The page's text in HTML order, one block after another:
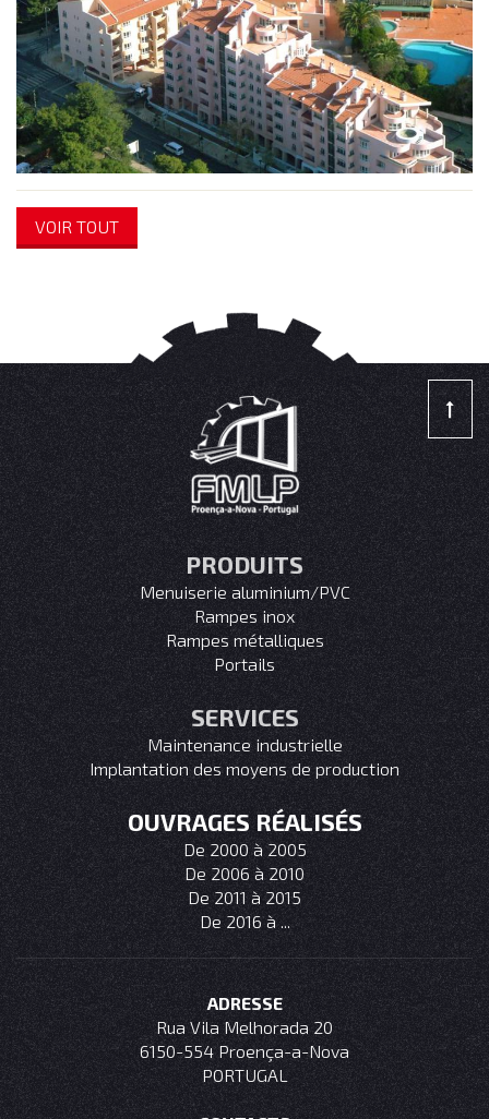
VOIR TOUT
PRODUITS
Menuiserie aluminium/PVC
Rampes inox
Rampes métalliques
Portails
SERVICES
Maintenance industrielle
Implantation des moyens de production
OUVRAGES RÉALISÉS
De 2000 à 2005
De 2006 à 2010
De 2011 à 2015
De 2016 à ...
ADRESSE
Rua Vila Melhorada 20
6150-554 Proença-a-Nova
PORTUGAL